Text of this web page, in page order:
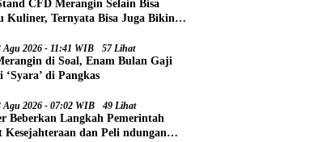
CFD Merangin Selain Bisa
Kuliner, Ternyata Bisa Juga Bikin
Agu 2026 - 11:41 WIB 57 Lihat
di Soal, Enam Bulan Gaji
‘Syara’ di Pangkas
Agu 2026 - 07:02 WIB 49 Lihat
Beberkan Langkah Pemerintah
Kesejahteraan dan Peli ndungan